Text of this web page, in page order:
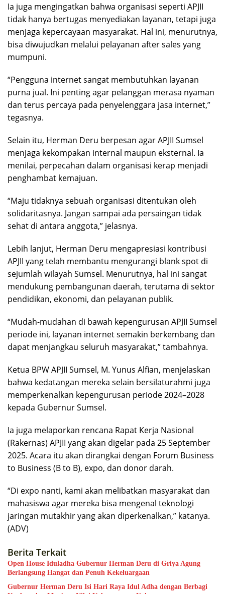
Ia juga mengingatkan bahwa organisasi seperti APJII
tidak hanya bertugas menyediakan layanan, tetapi juga
menjaga kepercayaan masyarakat. Hal ini, menurutnya,
bisa diwujudkan melalui pelayanan after sales yang
mumpuni.
“Pengguna internet sangat membutuhkan layanan
purna jual. Ini penting agar pelanggan merasa nyaman
dan terus percaya pada penyelenggara jasa internet,”
tegasnya.
Selain itu, Herman Deru berpesan agar APJII Sumsel
menjaga kekompakan internal maupun eksternal. Ia
menilai, perpecahan dalam organisasi kerap menjadi
penghambat kemajuan.
“Maju tidaknya sebuah organisasi ditentukan oleh
solidaritasnya. Jangan sampai ada persaingan tidak
sehat di antara anggota,” jelasnya.
Lebih lanjut, Herman Deru mengapresiasi kontribusi
APJII yang telah membantu mengurangi blank spot di
sejumlah wilayah Sumsel. Menurutnya, hal ini sangat
mendukung pembangunan daerah, terutama di sektor
pendidikan, ekonomi, dan pelayanan publik.
“Mudah-mudahan di bawah kepengurusan APJII Sumsel
periode ini, layanan internet semakin berkembang dan
dapat menjangkau seluruh masyarakat,” tambahnya.
Ketua BPW APJII Sumsel, M. Yunus Alfian, menjelaskan
bahwa kedatangan mereka selain bersilaturahmi juga
memperkenalkan kepengurusan periode 2024–2028
kepada Gubernur Sumsel.
Ia juga melaporkan rencana Rapat Kerja Nasional
(Rakernas) APJII yang akan digelar pada 25 September
2025. Acara itu akan dirangkai dengan Forum Business
to Business (B to B), expo, dan donor darah.
“Di expo nanti, kami akan melibatkan masyarakat dan
mahasiswa agar mereka bisa mengenal teknologi
jaringan mutakhir yang akan diperkenalkan,” katanya.
(ADV)
Berita Terkait
Open House Iduladha Gubernur Herman Deru di Griya Agung
Berlangsung Hangat dan Penuh Kekeluargaan
Gubernur Herman Deru Isi Hari Raya Idul Adha dengan Berbagi